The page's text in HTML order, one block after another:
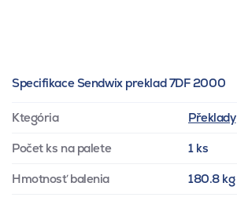
Specifikace Sendwix preklad 7DF 2000
Ktegória Překlady
Počet ks na palete 1 ks
Hmotnosť balenia 180.8 kg